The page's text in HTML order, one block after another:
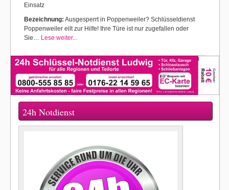
Einsatz
Bezeichnung: Ausgesperrt in Poppenweiler? Schlüsseldienst
Poppenweiler eilt zur Hilfe! Ihre Türe ist nur zugefallen oder
Sie… Lese weiter...
24h Notdienst